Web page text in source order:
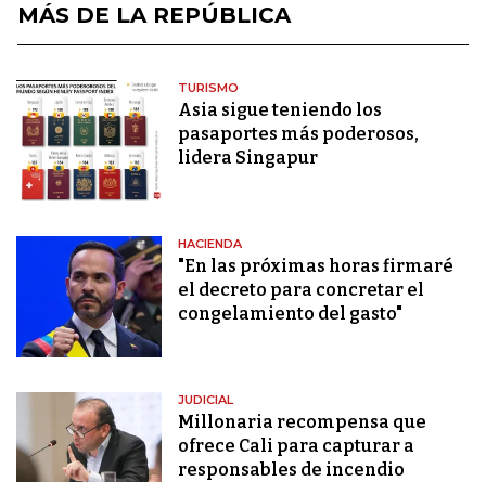
MÁS DE LA REPÚBLICA
TURISMO
Asia sigue teniendo los
pasaportes más poderosos,
lidera Singapur
HACIENDA
"En las próximas horas firmaré
el decreto para concretar el
congelamiento del gasto"
JUDICIAL
Millonaria recompensa que
ofrece Cali para capturar a
responsables de incendio